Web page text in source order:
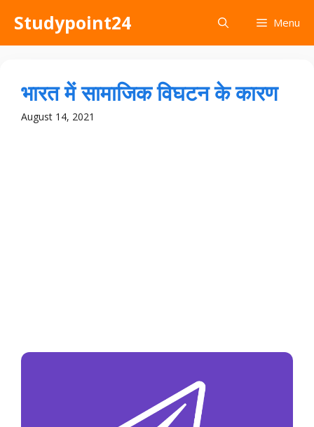
content
Studypoint24 Menu
भारत में सामाजिक विघटन के कारण
August 14, 2021